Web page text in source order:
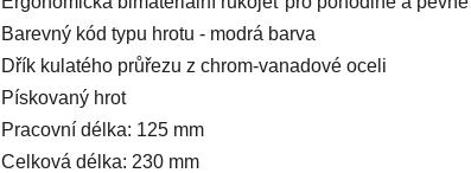
Barevný kód typu hrotu - modrá barva
Dřík kulatého průřezu z chrom-vanadové oceli
Pískovaný hrot
Pracovní délka: 125 mm
Celková délka: 230 mm